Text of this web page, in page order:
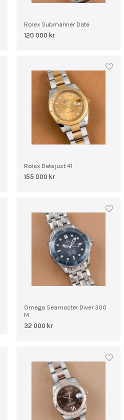
Rolex Submariner Date
120 000 kr
Rolex Datejust 41
155 000 kr
Omega Seamaster Diver 300
M
32 000 kr